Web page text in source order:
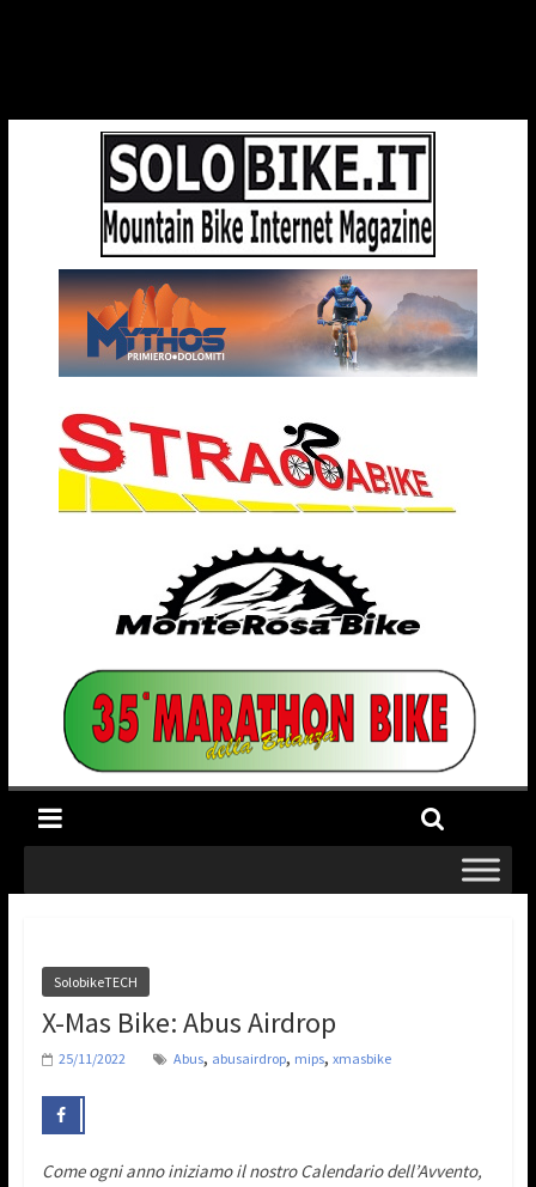
SolobikeTECH
X-Mas Bike: Abus Airdrop
25/11/2022 Abus, abusairdrop, mips, xmasbike
Come ogni anno iniziamo il nostro Calendario dell’Avvento,